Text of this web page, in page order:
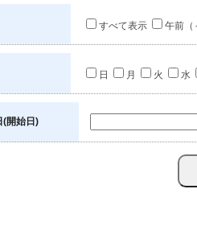
すべて表示 午前（
日 月 火 水
(開始日)